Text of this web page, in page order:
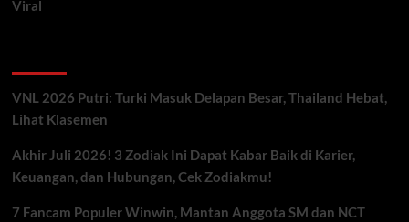
Viral
VNL 2026 Putri: Turki Masuk Delapan Besar, Thailand Hebat,
Lihat Klasemen
Akhir Juli 2026! 3 Zodiak Ini Dapat Kabar Baik di Karier,
Keuangan, dan Hubungan, Cek Zodiakmu!
7 Fancam Populer Winwin, Mantan Anggota SM dan NCT